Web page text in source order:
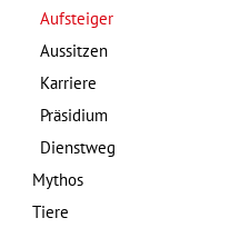
Aufsteiger
Aussitzen
Karriere
Präsidium
Dienstweg
Mythos
Tiere